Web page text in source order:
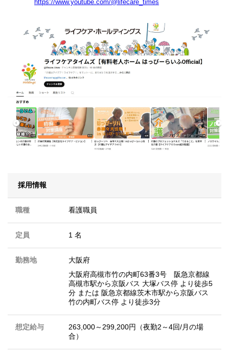
https://www.youtube.com/@lifecare_times
採用情報
職種 看護職員
定員 1 名
勤務地
大阪府
大阪府高槻市竹の内町63番3号 阪急京都線
高槻市駅から京阪バス 大塚バス停 より徒歩5
分 または 阪急京都線茨木市駅から京阪バス
竹の内町バス停 より徒歩3分
想定給与
263,000～299,200円（夜勤2～4回/月の場
合）